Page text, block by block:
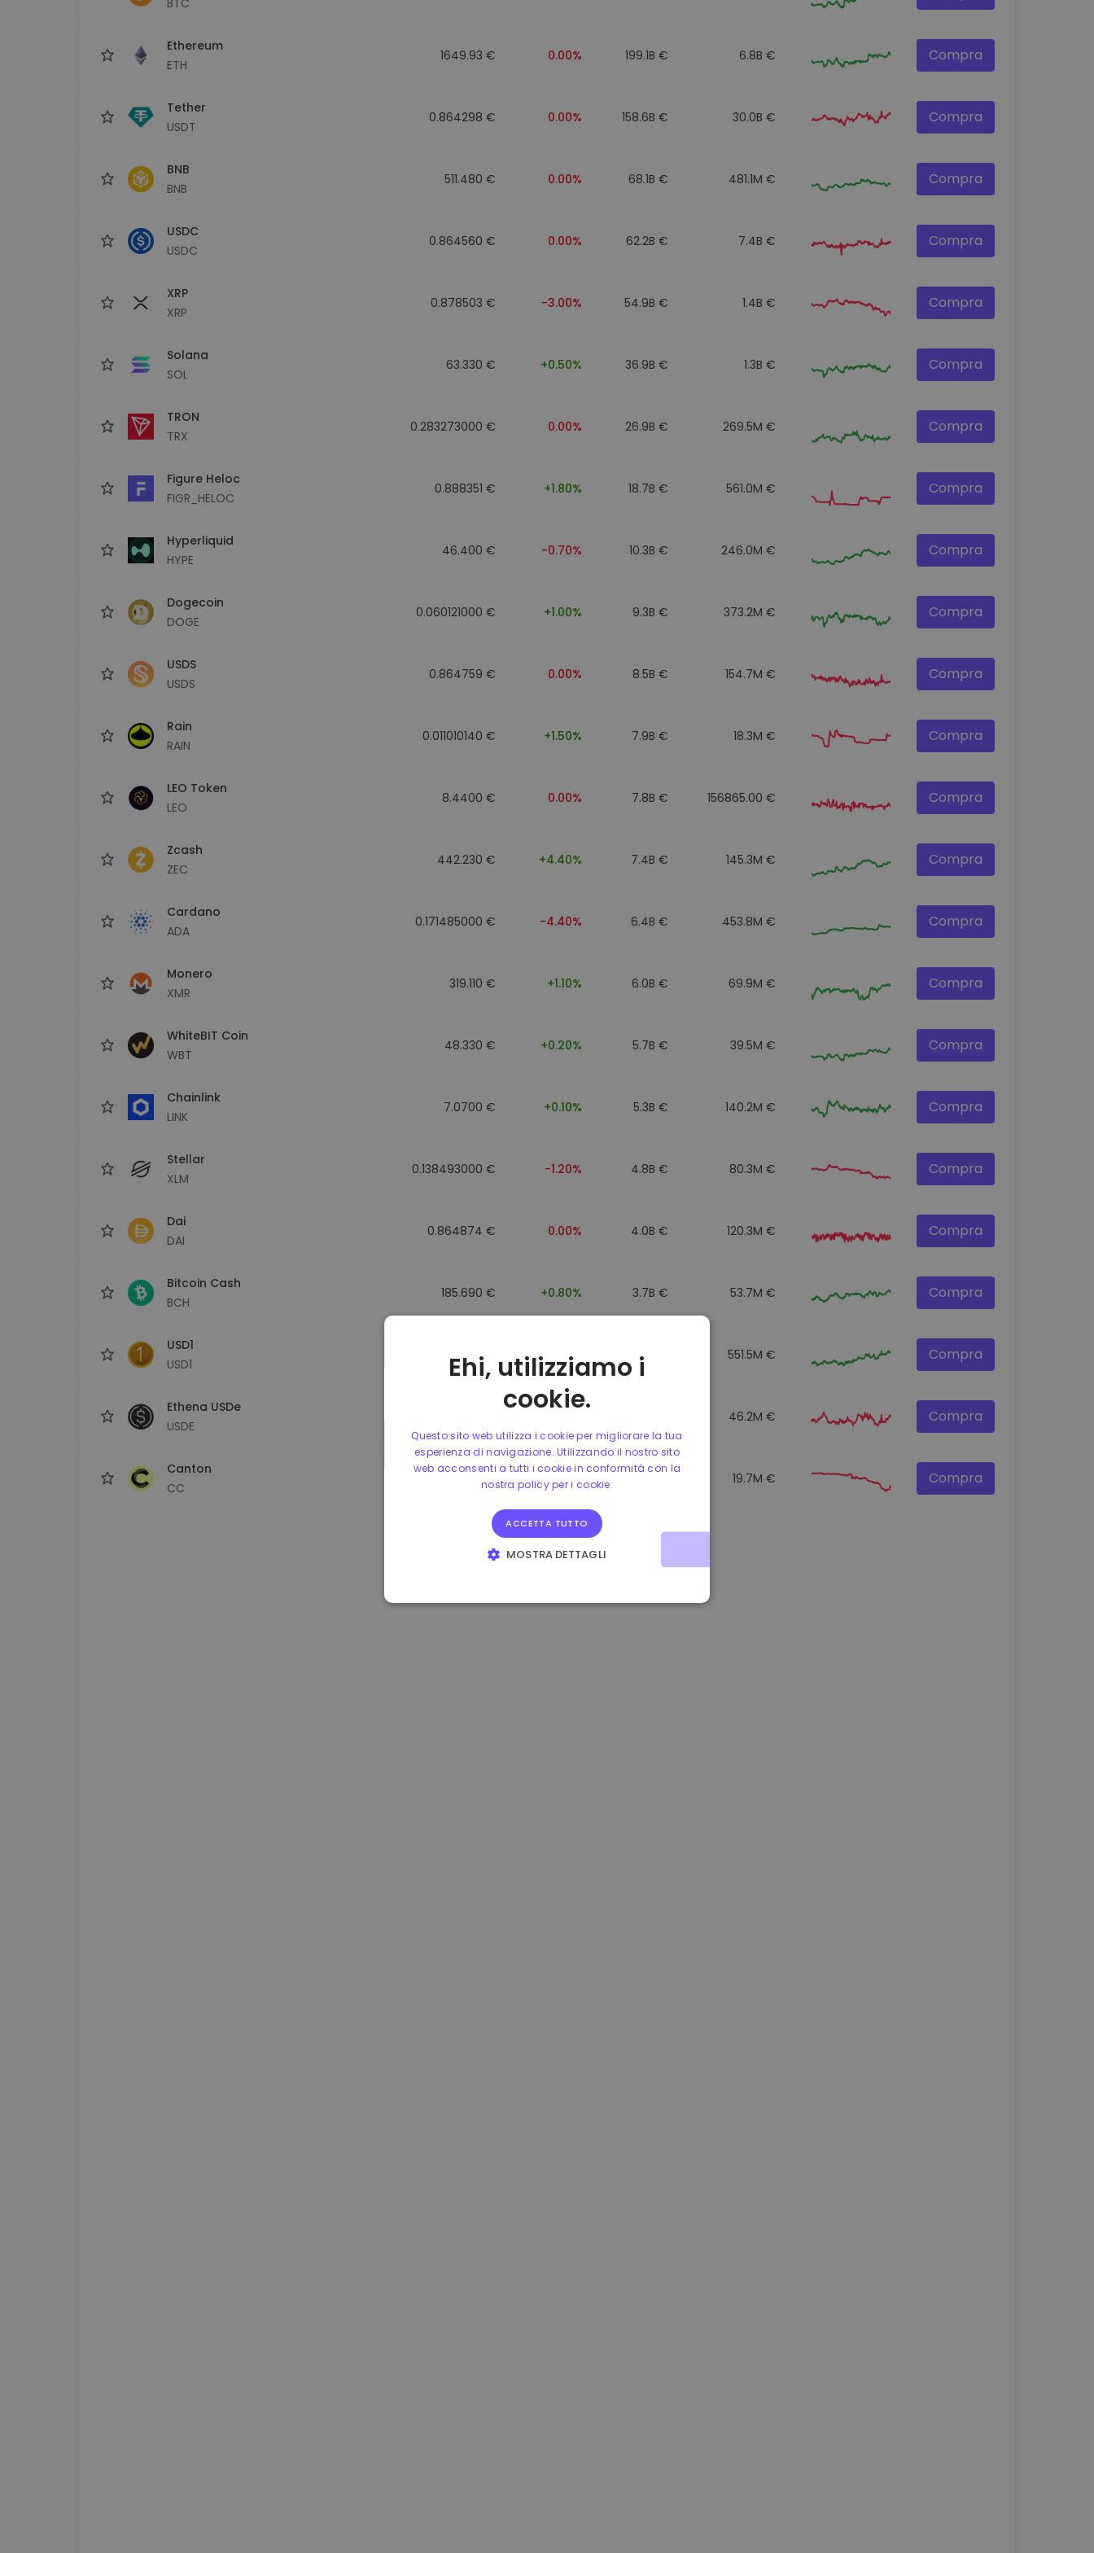
Ethereum
ETH
1649.93 € 0.00% 199.1B € 6.8B € Compra
Tether
USDT
0.864298 € 0.00% 158.6B € 30.0B € Compra
BNB
BNB
511.480 € 0.00% 68.1B € 481.1M € Compra
USDC
USDC
0.864560 € 0.00% 62.2B € 7.4B € Compra
XRP
XRP
0.878503 € -3.00% 54.9B € 1.4B € Compra
Solana
SOL
63.330 € +0.50% 36.9B € 1.3B € Compra
TRON
TRX
0.283273000 € 0.00% 26.9B € 269.5M € Compra
Figure Heloc
FIGR_HELOC
0.888351 € +1.80% 18.7B € 561.0M € Compra
Hyperliquid
HYPE
46.400 € -0.70% 10.3B € 246.0M € Compra
Dogecoin
DOGE
0.060121000 € +1.00% 9.3B € 373.2M € Compra
USDS
USDS
0.864759 € 0.00% 8.5B € 154.7M € Compra
Rain
RAIN
0.011010140 € +1.50% 7.9B € 18.3M € Compra
LEO Token
LEO
8.4400 € 0.00% 7.8B € 156865.00 € Compra
Zcash
ZEC
442.230 € +4.40% 7.4B € 145.3M € Compra
Cardano
ADA
0.171485000 € -4.40% 6.4B € 453.8M € Compra
Monero
XMR
319.110 € +1.10% 6.0B € 69.9M € Compra
WhiteBIT Coin
WBT
48.330 € +0.20% 5.7B € 39.5M € Compra
Chainlink
LINK
7.0700 € +0.10% 5.3B € 140.2M € Compra
Stellar
XLM
0.138493000 € -1.20% 4.8B € 80.3M € Compra
Dai
DAI
0.864874 € 0.00% 4.0B € 120.3M € Compra
Bitcoin Cash
BCH
185.690 € +0.80% 3.7B € 53.7M € Compra
USD1
USD1
0.864596 € 0.00% 3.5B € 551.5M € Compra
Ethena USDe
USDE
46.2M € Compra
Canton
CC
-4.80% 19.7M € Compra
Ehi, utilizziamo i
cookie.
Questo sito web utilizza i cookie per migliorare la tua
esperienza di navigazione. Utilizzando il nostro sito
web acconsenti a tutti i cookie in conformità con la
nostra policy per i cookie.
ACCETTA TUTTO
MOSTRA DETTAGLI